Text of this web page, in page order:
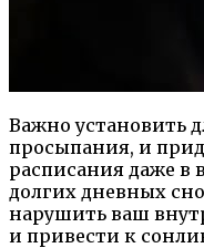
Важно установить
просыпания, и
расписания даже в
долгих дневных
нарушить ваш
и привести к